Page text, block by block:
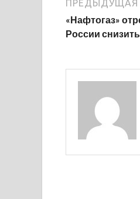
ПРЕДЫДУЩАЯ
«Нафтогаз»
России